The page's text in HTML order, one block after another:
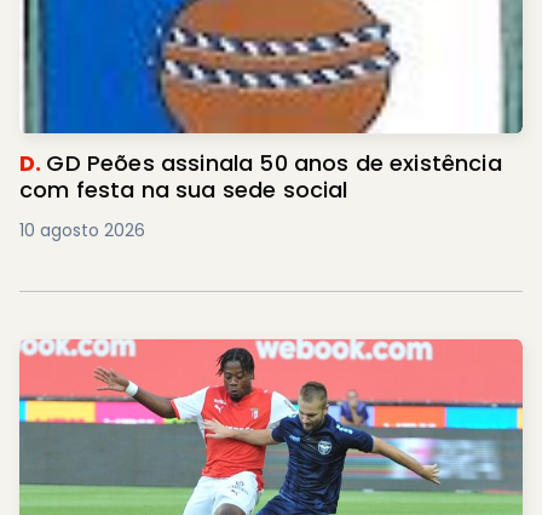
D. GD Peões assinala 50 anos de existência
com festa na sua sede social
10 agosto 2026